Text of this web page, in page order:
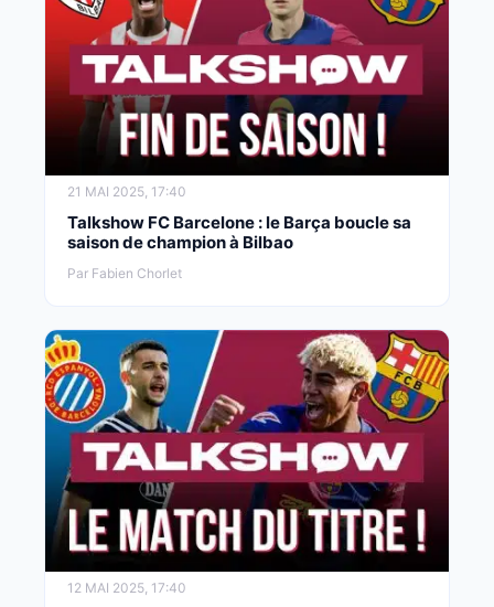
21 MAI 2025, 17:40
Talkshow FC Barcelone : le Barça boucle sa
saison de champion à Bilbao
Par Fabien Chorlet
12 MAI 2025, 17:40